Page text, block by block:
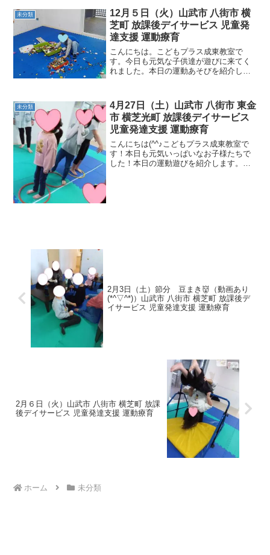
た(^^)/ 今日は午前中ハロウィン製作を行
いました！！ 午...
未分類
12月５日（火）山武市 八街市 横
芝町 放課後デイサービス 児童発
達支援 運動療育
こんにちは。こどもプラス成東教室で
す。今日も元気な子供達が遊びに来てく
れました。本日の運動あそびを紹介しま
ス感覚・空間認知力》跳び箱 《バラン
ス感覚・支持力》気になる方は...
未分類
4月27日（土）山武市 八街市 東金
市 横芝光町 放課後デイサービス
児童発達支援 運動療育
こんにちは(^^♪こどもプラス成東教室で
す！本日も元気いっぱいなお子様たちで
した！本日の運動遊びを紹介します。☆
2月3日（土）節分 豆まき👹（動画あり
(*^▽^*)）山武市 八街市 横芝町 放課後デ
イサービス 児童発達支援 運動療育
2月６日（火）山武市 八街市 横芝町 放課
後デイサービス 児童発達支援 運動療育
ホーム 未分類